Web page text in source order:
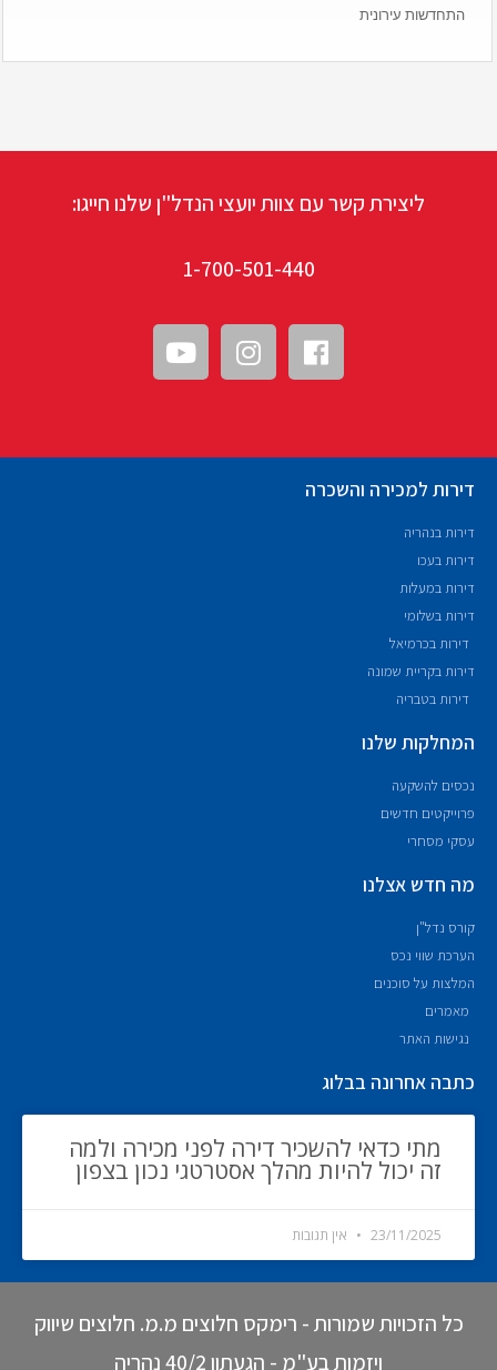
התחדשות עירונית
ליצירת קשר עם צוות יועצי הנדל"ן שלנו חייגו:
1-700-501-440
דירות למכירה והשכרה
דירות בנהריה
דירות בעכו
דירות במעלות
דירות בשלומי
דירות בכרמיאל
דירות בקריית שמונה
דירות בטבריה
המחלקות שלנו
נכסים להשקעה
פרוייקטים חדשים
עסקי מסחרי
מה חדש אצלנו
קורס נדל"ן
הערכת שווי נכס
המלצות על סוכנים
מאמרים
נגישות האתר
כתבה אחרונה בבלוג
מתי כדאי להשכיר דירה לפני מכירה ולמה
זה יכול להיות מהלך אסטרטגי נכון בצפון
23/11/2025 אין תגובות
כל הזכויות שמורות - רימקס חלוצים מ.מ. חלוצים שיווק
ויזמות בע"מ - הגעתון 40/2 נהריה